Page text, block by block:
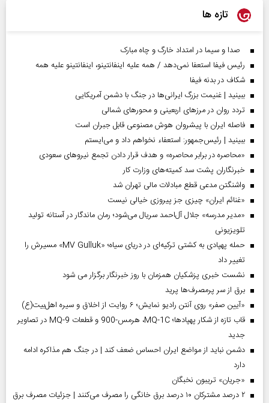
تازه ها
صدا و سیما در امتداد خارگ و چاه مبارک
رئیس فیفا استعفا نمی‌دهد / همه علیه اینفانتینو، اینفانتینو علیه همه
شکاف در بدنه فیفا
ببینید | غنیمت بزرگ ایرانی‌ها در جنگ با دشمن آمریکایی
تردد روان در مرزهای اربعینی و محورهای شمالی
فاصله ایران با پیشرو‌ان هوش مصنوعی قابل جبران است
ببینید | رئیس‌جمهور: استعفاء نخواهم داد و می‌ایستم
«محاصره در برابر محاصره» و هدف قرار دادن تجمع نیروهای سعودی
خبرنگاران پشت سد کمیته‌های وزارت کار
واشنگتن مدعی قطع مبادلات مالی تهران شد
«غنائم ایران» چیزی جز پیروزی خیالی نیست
«مدیر مدرسه» جلال آل‌احمد سریال می‌شود؛ رمان ماندگار در آستانه تولید
تلویزیونی
حمله پهپادی به کشتی ترکیه‌ای در دریای سیاه؛ «MV Gulluk» مسیرش را
تغییر داد
نشست خبری پزشکیان همزمان با روز خبرنگار برگزار می شود
برق از سر پرمصرف‌ها پرید
«آیین صفر» روی آنتن رادیو نمایش؛ ۶ روایت از اخلاق و سیره اهل‌بیت(ع)
قاب تازه از شکار پهپادها؛ MQ-1C، هرمس-900 و قطعات MQ-9 در تصاویر
جدید
دشمن نباید از مواضع ایران احساس ضعف کند | در جنگ هم مذاکره ادامه
دارد
«جریان» تریبون نخبگان
۲ درصد مشترکان ۱۰ درصد برق خانگی را مصرف می‌کنند | جزئیات مصرف برق